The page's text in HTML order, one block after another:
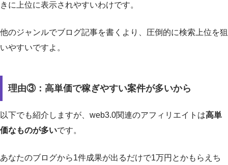
きに上位に表示されやすいわけです。
他のジャンルでブログ記事を書くより、圧倒的に検索上位を狙
いやすいですよ。
理由③：高単価で稼ぎやすい案件が多いから
以下でも紹介しますが、web3.0関連のアフィリエイトは高単
価なものが多いです。
あなたのブログから1件成果が出るだけで1万円とかもらえち